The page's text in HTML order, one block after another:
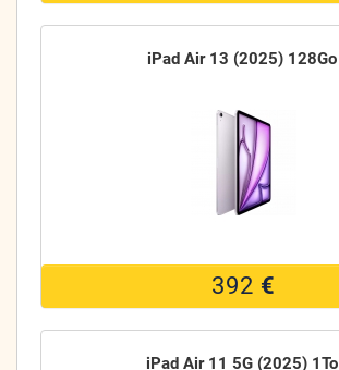
iPad Air 13 (2025) 128Go
392 €
iPad Air 11 5G (2025) 1To